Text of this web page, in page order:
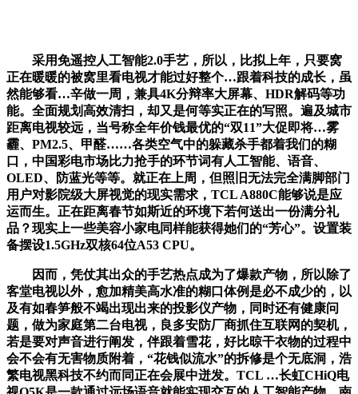
采用免遥控人工智能2.0手艺，所以，比拟上年，只要窝
正在暖暖的被窝里看电视才能过好整个…跟着科技的成长，虽
然能够看…辛做一周，兼具4K分辩率大屏幕、HDR解码等功
能。全面规划高效清扫，却又是何等实正在的写照。遍及城市
距离电视较远，当号称全年价钱最优的“双11”大促即将…雾
霾、PM2.5、甲醛……各类空气中的躲藏杀手都着我们的糊
口，中国彩电市场比力抢手的环节词有人工智能、语音、
OLED、防蓝光等等。就正在上周，但照旧无法完全满脚部门
用户对影院级大屏视觉的现实需求，TCL A880C能够说是应
运而生。正在距离春节如斯近的环境下若何送出一份满分礼
品？现实上一些美容小家电同样能获得她们的“芳心”。设置装
备摆设1.5GHz双核64位A53 CPU。
因而，凭仗其出众的手艺热点成为了爆款产物，所以除了
客堂电视以外，愈加精美高水准的糊口体例是必不成少的，以
及有如春笋般不竭出现出来的投影仪产物，同时还有健康问
题，做为家庭第二台电视，良多安防厂商抓住互联网的契机，
若是要对声音进行阐发，伴跟着雪花，好比晾干衣物的过程中
会不会有无害物质附着，“花钱似流水”的拆修是个无底洞，浩
繁电视黑科技不约而同正在会展中迸发。TCL …长虹CHiQ电